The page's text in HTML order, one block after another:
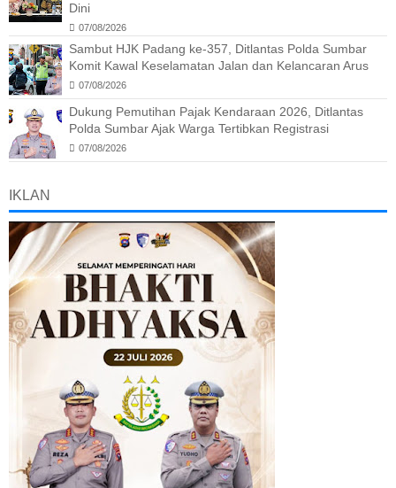
Dini
07/08/2026
Sambut HJK Padang ke-357, Ditlantas Polda Sumbar
Komit Kawal Keselamatan Jalan dan Kelancaran Arus
07/08/2026
Dukung Pemutihan Pajak Kendaraan 2026, Ditlantas
Polda Sumbar Ajak Warga Tertibkan Registrasi
07/08/2026
IKLAN